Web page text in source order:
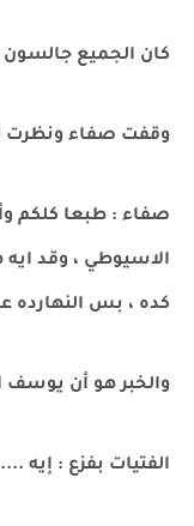
كان الجميع
وقفت صفاء ونظرت
صفاء : طبعا كلكم
الاسيوطي ، وقد
كده ، بس النهارده
والخبر هو أن يوسف
الفتيات بفزع : إيه